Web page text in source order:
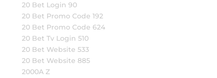
20 Bet Login 90
20 Bet Promo Code 192
20 Bet Promo Code 624
20 Bet Tv Login 510
20 Bet Website 533
20 Bet Website 885
2000A Z